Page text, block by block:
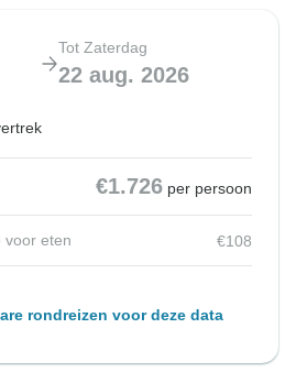
Tot Zaterdag
22 aug. 2026
€1.726 per persoon
voor eten €108
rondreizen voor deze data